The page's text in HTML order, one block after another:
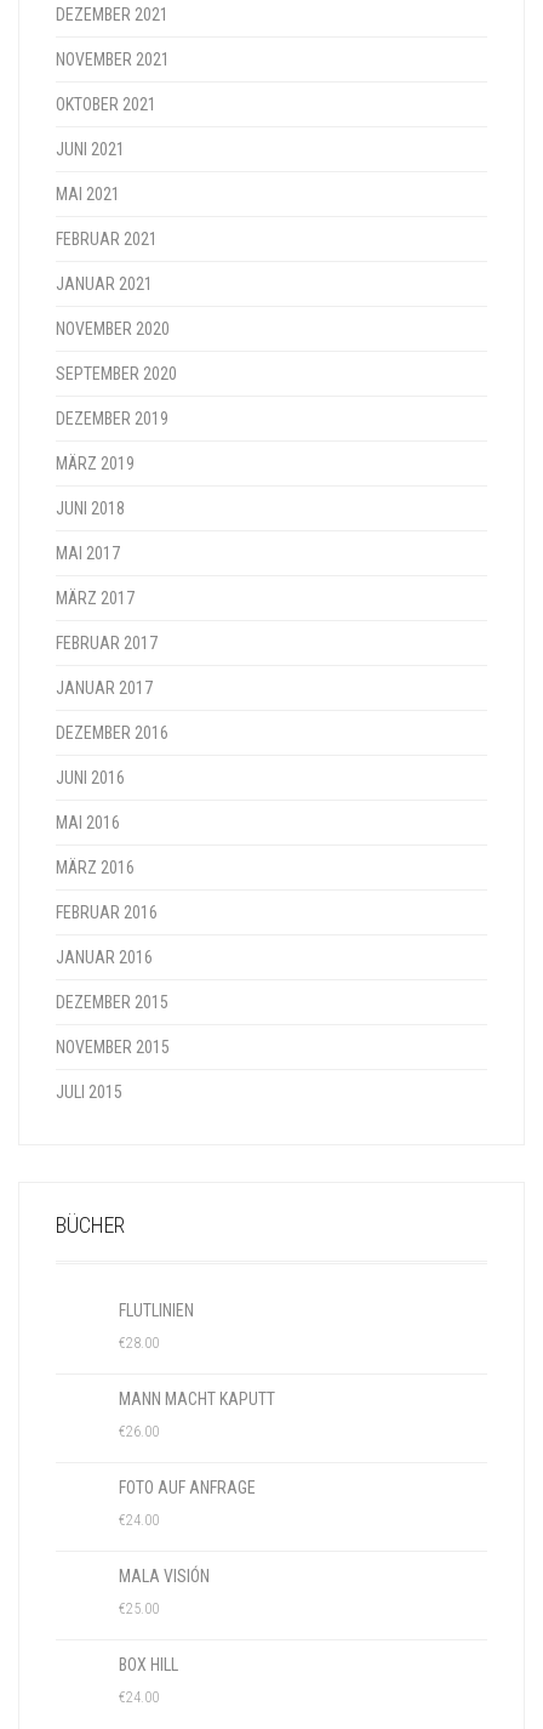
DEZEMBER 2021
NOVEMBER 2021
OKTOBER 2021
JUNI 2021
MAI 2021
FEBRUAR 2021
JANUAR 2021
NOVEMBER 2020
SEPTEMBER 2020
DEZEMBER 2019
MÄRZ 2019
JUNI 2018
MAI 2017
MÄRZ 2017
FEBRUAR 2017
JANUAR 2017
DEZEMBER 2016
JUNI 2016
MAI 2016
MÄRZ 2016
FEBRUAR 2016
JANUAR 2016
DEZEMBER 2015
NOVEMBER 2015
JULI 2015
BÜCHER
FLUTLINIEN
€28.00
MANN MACHT KAPUTT
€26.00
FOTO AUF ANFRAGE
€24.00
MALA VISIÓN
€25.00
BOX HILL
€24.00